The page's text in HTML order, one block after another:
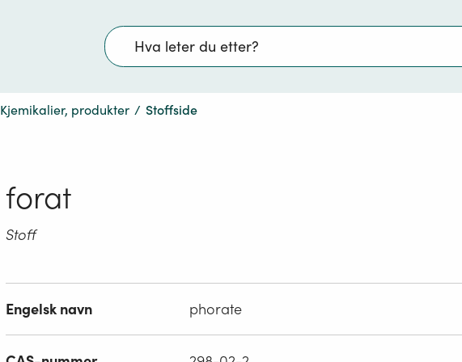
Søk
Kjemikalier, produkter / Stoffside
forat
Stoff
Engelsk navn phorate